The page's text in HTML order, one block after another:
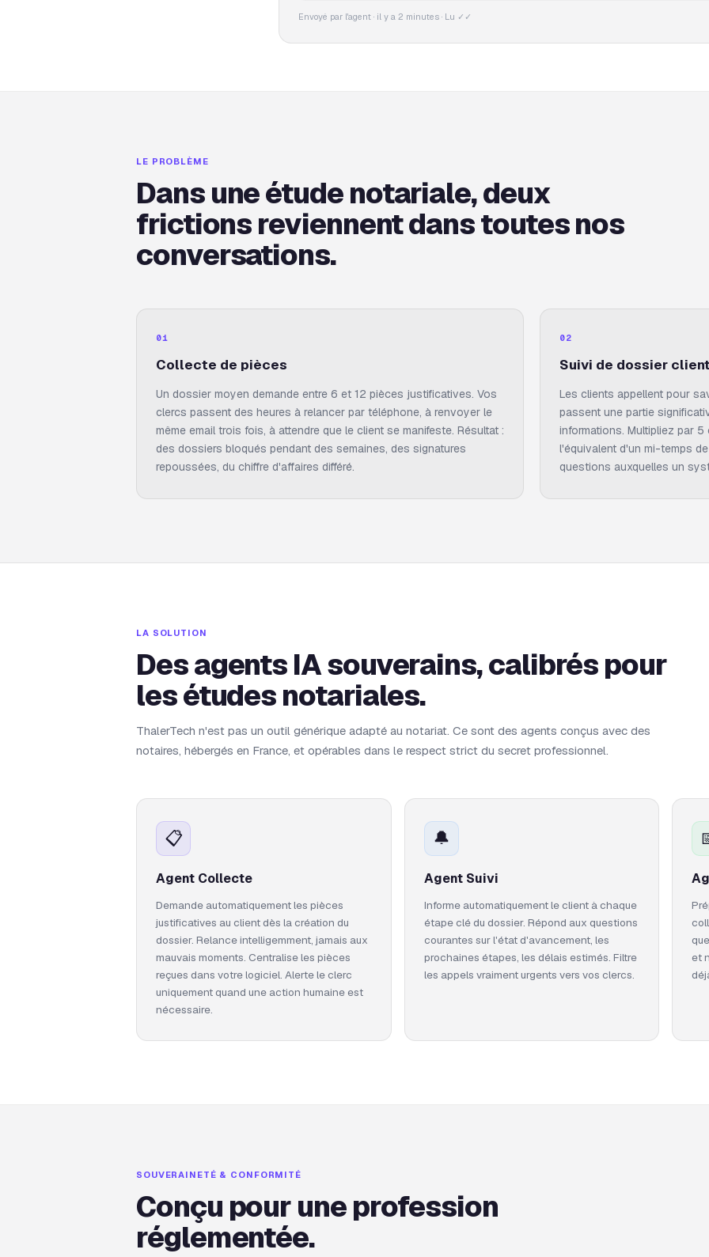
Envoyé par l'agent · il y a 2 minutes · Lu ✓✓
LE PROBLÈME
Dans une étude notariale, deux
frictions reviennent dans toutes nos
conversations.
01
Collecte de pièces
Un dossier moyen demande entre 6 et 12 pièces justificatives. Vos
clercs passent des heures à relancer par téléphone, à renvoyer le
même email trois fois, à attendre que le client se manifeste. Résultat :
des dossiers bloqués pendant des semaines, des signatures
repoussées, du chiffre d'affaires différé.
02
Suivi de dossier
Les clients appellent pour
passent une partie
informations. Multipliez par
l'équivalent d'un mi-temps
questions auxquelles un
LA SOLUTION
Des agents IA souverains, calibrés pour
les études notariales.
ThalerTech n'est pas un outil générique adapté au notariat. Ce sont des agents conçus avec des
notaires, hébergés en France, et opérables dans le respect strict du secret professionnel.
📋
Agent Collecte
Demande automatiquement les pièces
justificatives au client dès la création du
dossier. Relance intelligemment, jamais aux
mauvais moments. Centralise les pièces
reçues dans votre logiciel. Alerte le clerc
uniquement quand une action humaine est
nécessaire.
🔔
Agent Suivi
Informe automatiquement le client à chaque
étape clé du dossier. Répond aux questions
courantes sur l'état d'avancement, les
prochaines étapes, les délais estimés. Filtre
les appels vraiment urgents vers vos clercs.
et
SOUVERAINETÉ & CONFORMITÉ
Conçu pour une profession
réglementée.